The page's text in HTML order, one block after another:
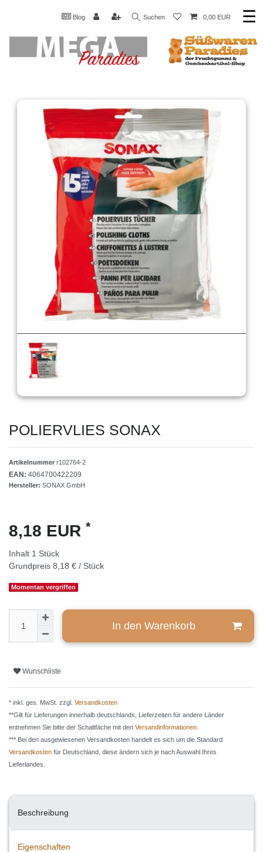
Blog Suchen 0,00 EUR ☰
POLIERVLIES SONAX
Artikelnummer r102764-2
EAN: 4064700422209
Hersteller: SONAX GmbH
8,18 EUR *
Inhalt 1 Stück
Grundpreis 8,18 € / Stück
Momentan vergriffen
In den Warenkorb
Wunschliste
* inkl. ges. MwSt. zzgl. Versandkosten
**Gilt für Lieferungen innerhalb deutschlands, Lieferzeiten für andere Länder
entnehmen Sie bitte der Schaltfäche mit den Versandinformationen
*** Bei den ausgewiesenen Versandkosten handelt es sich um die Standard
Versandkosten für Deutschland, diese ändern sich je nach Auswahl Ihres
Lieferlandes.
Beschreibung
Eigenschaften